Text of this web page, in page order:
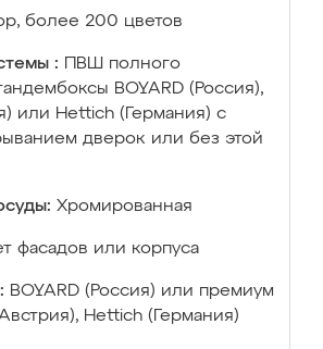
более 200 цветов
:
ПВШ полного
BOYARD (Россия),
или Hettich (Германия) с
дверок или без этой
Хромированная
фасадов или корпуса
BOYARD (Россия) или премиум
Hettich (Германия)